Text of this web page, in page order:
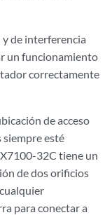
de interferencia
un funcionamiento
correctamente
de acceso
siempre esté
32C tiene un
de dos orificios
para conectar a